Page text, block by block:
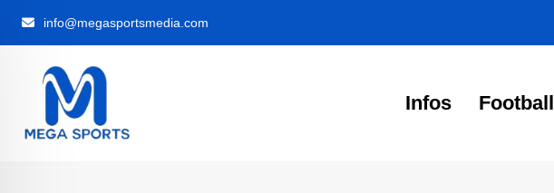
info@megasportsmedia.com
Infos Football